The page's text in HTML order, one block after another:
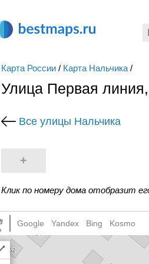
Карта России / Карта Нальчика /
Улица Первая
Все улицы Нальчика
+
Клик по номеру дома отобразит
Google Yandex Bing Kosmo
Draw